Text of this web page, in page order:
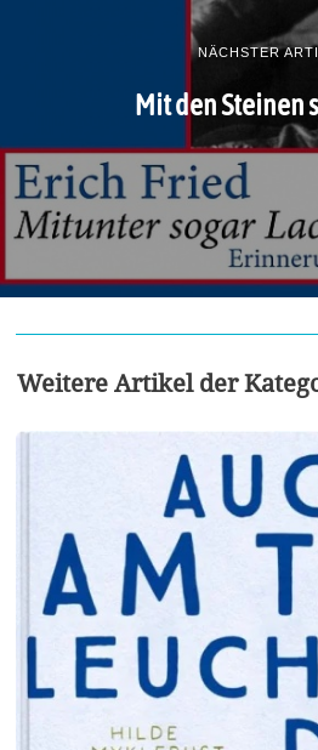
NÄCHSTER
Mit den Steinen
Weitere Artikel der